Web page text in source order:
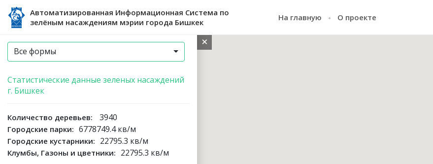
Автоматизированная Информационная Система по
зелёным насаждениям мэрии города Бишкек
На главную О проекте
Статистические данные зеленых насаждений
г. Бишкек
Количество деревьев: 3940
Городские парки: 6778749.4 кв/м
Городские кустарники: 22795.3 кв/м
Клумбы, Газоны и цветники: 22795.3 кв/м
Все формы